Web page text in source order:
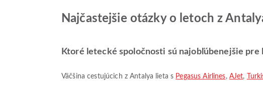
Najčastejšie otázky o letoch z
Ktoré letecké spoločnosti sú najobľúbenejšie pre
Väčšina cestujúcich z Antalya lieta s Pegasus Airlines, AJet,